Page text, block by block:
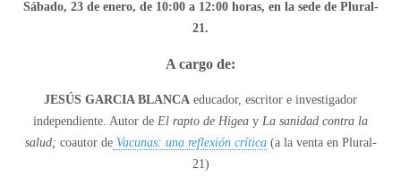
Sábado, 23 de enero, de 10:00 a 12:00 horas, en la sede de Plural-
21.
A cargo de:
JESÚS GARCIA BLANCA educador, escritor e investigador
independiente. Autor de El rapto de Higea y La sanidad contra la
salud; coautor deVacunas: una reflexión crítica (a la venta en Plural-
21)